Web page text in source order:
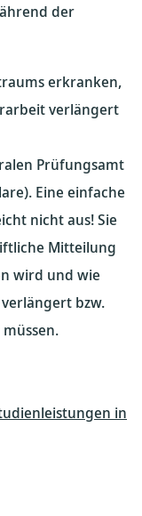
der
erkranken,
verlängert
Prüfungsamt
Eine einfache
nicht aus! Sie
Mitteilung
wird und wie
bzw.
in